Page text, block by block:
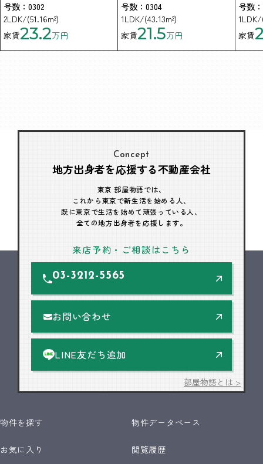
号数：0302
2LDK/(51.16m²)
家賃23.2万円
号数：0304
1LDK/(43.13m²)
家賃21.5万円
号数
1LDK/
家賃
Concept
地方出身者を応援する不動産会社
東京 部屋物語では、
これから東京で新生活を始める人、
既に東京で生活を始めて頑張っている人、
全ての地方出身者を応援します。
来店予約・ご相談はこちら
03-3212-5565
お問い合わせ
LINE友だち追加
部屋物語とは >
物件を探す 物件データベース
お気に入り 閲覧履歴